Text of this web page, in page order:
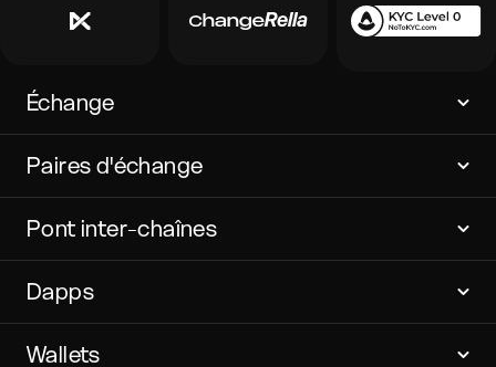
Échange
Paires d'échange
Pont inter-chaînes
Dapps
Wallets